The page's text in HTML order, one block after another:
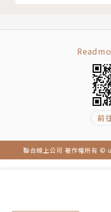
前
聯合線上公司 著作權所有 ©